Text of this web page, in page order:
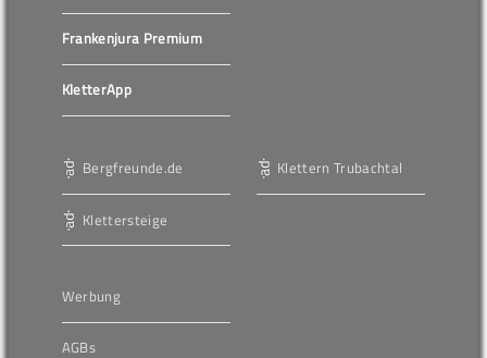
Frankenjura Premium
KletterApp
Bergfreunde.de
Klettersteige
Klettern Trubachtal
Werbung
AGBs